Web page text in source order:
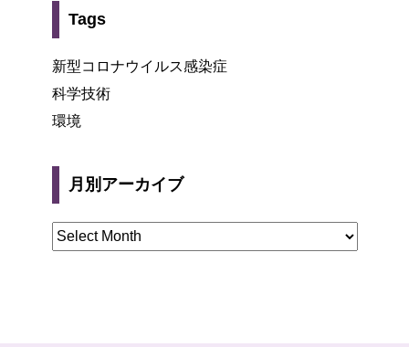
Tags
新型コロナウイルス感染症
科学技術
環境
月別アーカイブ